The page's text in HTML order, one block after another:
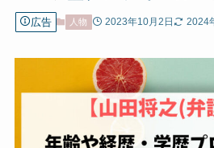
広告 人物 2023年10月2日 2024